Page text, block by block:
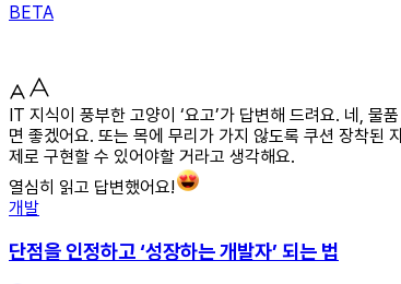
BETA
IT 지식이 풍부한 고양이 ‘요고’가 답변해 드려요. 네, 물
면 좋겠어요. 또는 목에 무리가 가지 않도록 쿠션 장착된
제로 구현할 수 있어야할 거라고 생각해요.
열심히 읽고 답변했어요!
개발
단점을 인정하고 ‘성장하는 개발자’ 되는 법